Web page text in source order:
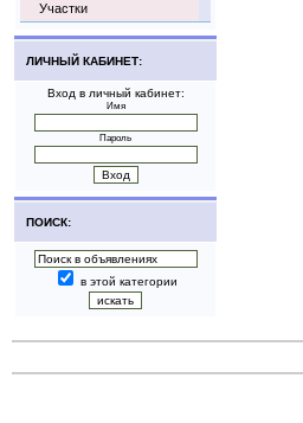
Участки
ЛИЧНЫЙ КАБИНЕТ:
Вход в личный кабинет:
Имя
Пароль
ПОИСК:
в этой категории